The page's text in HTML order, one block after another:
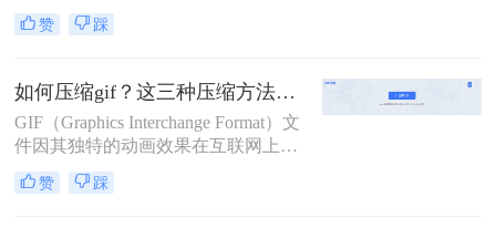
而，有时我们需要将GIF图片压缩到
2M以内以满足特定的上传或分享需
呢？本文将介绍两种有效的GIF图片
压缩方法。
赞 踩
如何压缩gif？这三种压缩方法快来学一下！
GIF（Graphics Interchange Format）文
件因其独特的动画效果在互联网上广
受欢迎，但在某些情况下，我们可能
需要对GIF文件进行压缩，以减少其
赞 踩